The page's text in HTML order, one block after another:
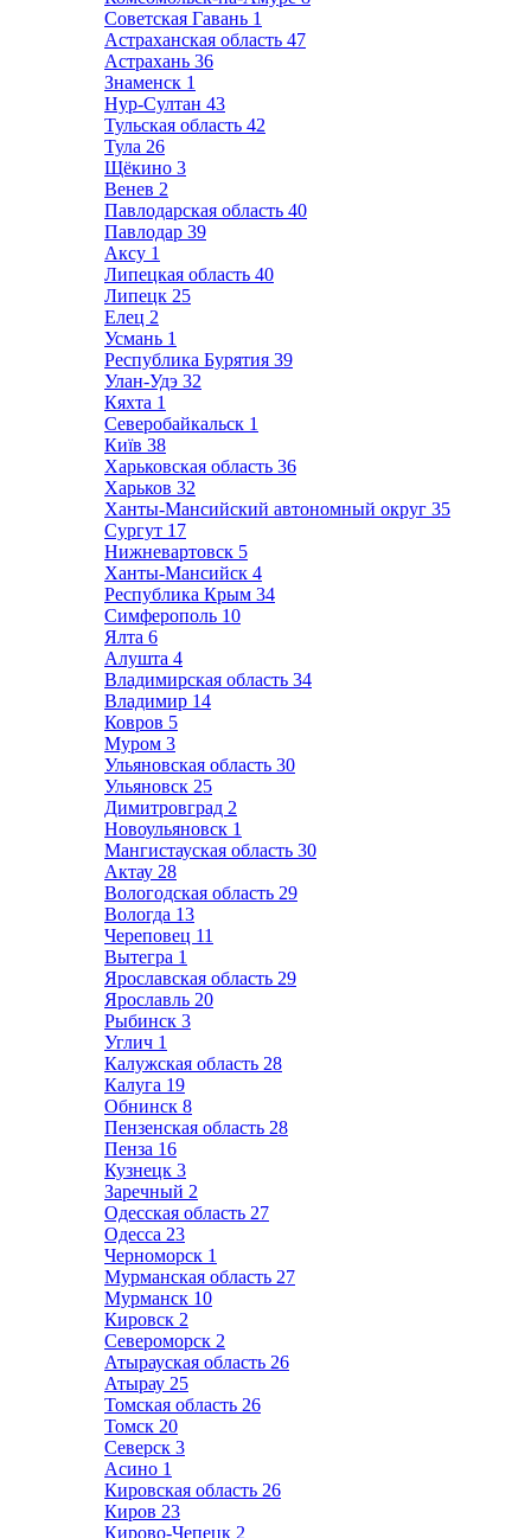
Советская Гавань 1
Астраханская область 47
Астрахань 36
Знаменск 1
Нур-Султан 43
Тульская область 42
Тула 26
Щёкино 3
Венев 2
Павлодарская область 40
Павлодар 39
Аксу 1
Липецкая область 40
Липецк 25
Елец 2
Усмань 1
Республика Бурятия 39
Улан-Удэ 32
Кяхта 1
Северобайкальск 1
Київ 38
Харьковская область 36
Харьков 32
Ханты-Мансийский автономный округ 35
Сургут 17
Нижневартовск 5
Ханты-Мансийск 4
Республика Крым 34
Симферополь 10
Ялта 6
Алушта 4
Владимирская область 34
Владимир 14
Ковров 5
Муром 3
Ульяновская область 30
Ульяновск 25
Димитровград 2
Новоульяновск 1
Мангистауская область 30
Актау 28
Вологодская область 29
Вологда 13
Череповец 11
Вытегра 1
Ярославская область 29
Ярославль 20
Рыбинск 3
Углич 1
Калужская область 28
Калуга 19
Обнинск 8
Пензенская область 28
Пенза 16
Кузнецк 3
Заречный 2
Одесская область 27
Одесса 23
Черноморск 1
Мурманская область 27
Мурманск 10
Кировск 2
Североморск 2
Атырауская область 26
Атырау 25
Томская область 26
Томск 20
Северск 3
Асино 1
Кировская область 26
Киров 23
Кирово-Чепецк 2